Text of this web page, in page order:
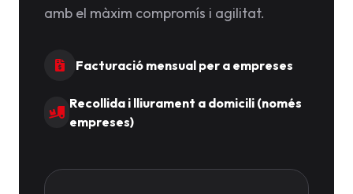
amb el màxim compromís i agilitat.
Facturació mensual per a empreses
Recollida i lliurament a domicili (només
empreses)